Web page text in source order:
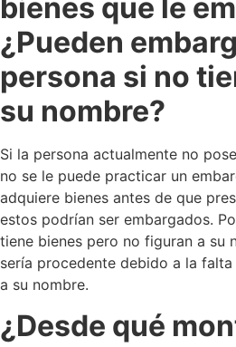
bienes que le
¿Pueden
persona si no
su nombre?
Si la persona actualmente no
no se le puede practicar un
adquiere bienes antes de que
estos podrían ser embargados.
tiene bienes pero no figuran a su
sería procedente debido a la
a su nombre.
¿Desde qué